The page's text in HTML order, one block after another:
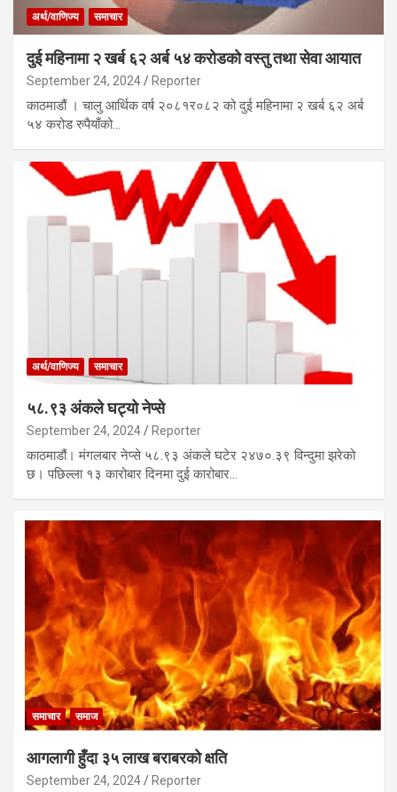
अर्थ/वाणिज्य समाचार
दुई महिनामा २ खर्ब ६२ अर्ब ५४ करोडको वस्तु तथा सेवा आयात
September 24, 2024 Reporter
काठमाडौं । चालु आर्थिक वर्ष २०८१र०८२ को दुई महिनामा २ खर्ब ६२ अर्ब
५४ करोड रुपैयाँको…
अर्थ/वाणिज्य समाचार
५८.९३ अंकले घट्यो नेप्से
September 24, 2024 Reporter
काठमाडौं। मंगलबार नेप्से ५८.९३ अंकले घटेर २४७०.३९ विन्दुमा झरेको
छ। पछिल्ला १३ कारोबार दिनमा दुई कारोबार…
समाचार समाज
आगलागी हुँदा ३५ लाख बराबरको क्षति
September 24, 2024 Reporter